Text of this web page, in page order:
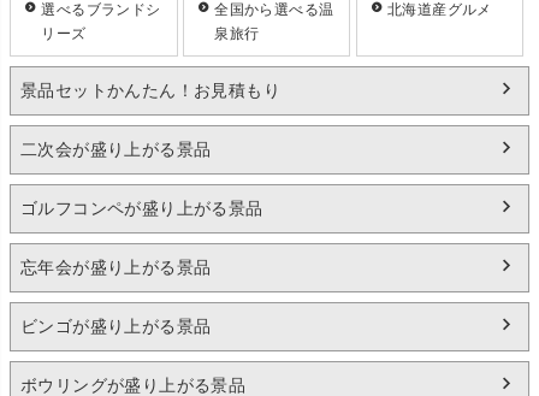
選べるブランドシ
リーズ
全国から選べる温
泉旅行
北海道産グルメ
景品セットかんたん！お見積もり
二次会が盛り上がる景品
ゴルフコンペが盛り上がる景品
忘年会が盛り上がる景品
ビンゴが盛り上がる景品
ボウリングが盛り上がる景品